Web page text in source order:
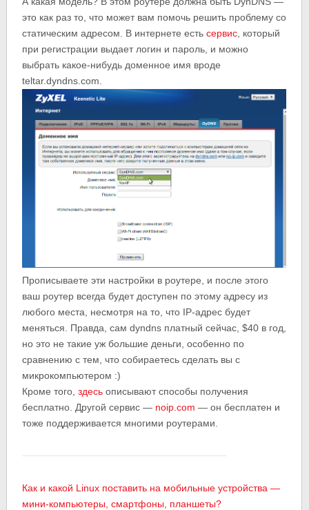
это как раз то, что может вам помочь решить проблему со
статическим адресом. В интернете есть сервис, который
при регистрации выдает логин и пароль, и можно
выбрать какое-нибудь доменное имя вроде
teltar.dyndns.com.
Прописываете эти настройки в роутере, и после этого
ваш роутер всегда будет доступен по этому адресу из
любого места, несмотря на то, что IP-адрес будет
меняться. Правда, сам dyndns платный сейчас, $40 в год,
но это не такие уж большие деньги, особенно по
сравнению с тем, что собираетесь сделать вы с
микрокомпьютером :)
Кроме того, здесьописывают способы получения
бесплатно. Другой сервис — noip.com — он бесплатен и
тоже поддерживается многими роутерами.
Как и какой Linux поставить на мобильные устройства —
мини-компьютеры, смартфоны, планшеты?